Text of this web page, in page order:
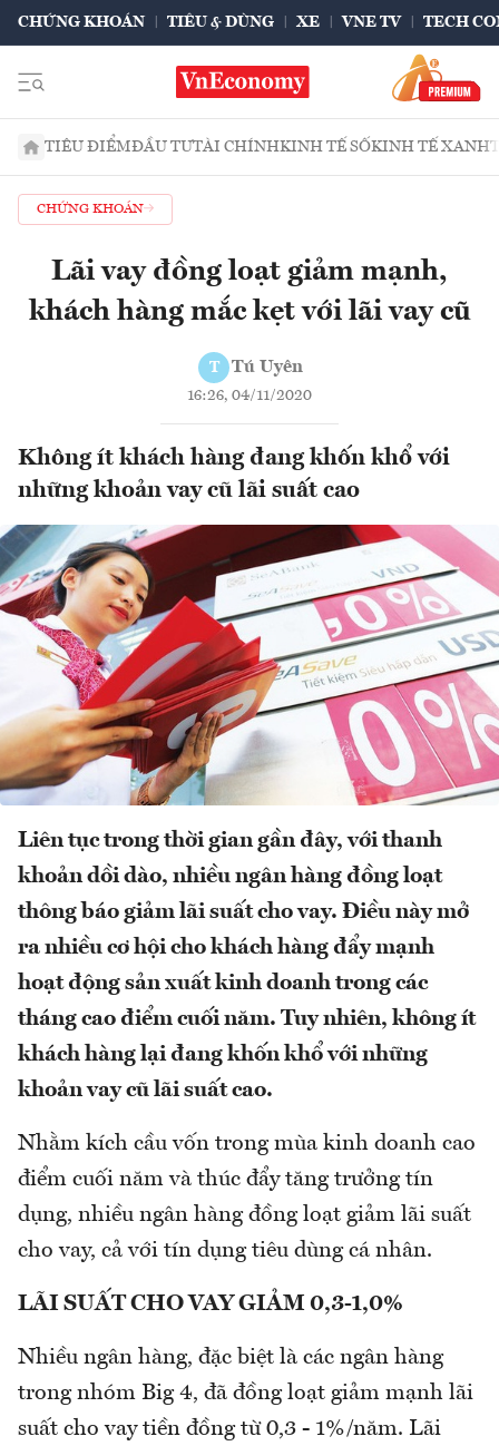
CHỨNG KHOÁN TIÊU & DÙNG XE VNE TV TECH
TIÊU ĐIỂMĐẦU TƯTÀI CHÍNHKINH TẾ SỐKINH TẾ XANH
CHỨNG KHOÁN
Lãi vay đồng loạt giảm mạnh,
khách hàng mắc kẹt với lãi vay cũ
T Tú Uyên
16:26, 04/11/2020
Không ít khách hàng đang khốn khổ với
những khoản vay cũ lãi suất cao
Liên tục trong thời gian gần đây, với thanh
khoản dồi dào, nhiều ngân hàng đồng loạt
thông báo giảm lãi suất cho vay. Điều này mở
ra nhiều cơ hội cho khách hàng đẩy mạnh
hoạt động sản xuất kinh doanh trong các
tháng cao điểm cuối năm. Tuy nhiên, không ít
khách hàng lại đang khốn khổ với những
khoản vay cũ lãi suất cao.
Nhằm kích cầu vốn trong mùa kinh doanh cao
điểm cuối năm và thúc đẩy tăng trưởng tín
dụng, nhiều ngân hàng đồng loạt giảm lãi suất
cho vay, cả với tín dụng tiêu dùng cá nhân.
LÃI SUẤT CHO VAY GIẢM 0,3-1,0%
Nhiều ngân hàng, đặc biệt là các ngân hàng
trong nhóm Big 4, đã đồng loạt giảm mạnh lãi
suất cho vay tiền đồng từ 0,3 - 1%/năm. Lãi